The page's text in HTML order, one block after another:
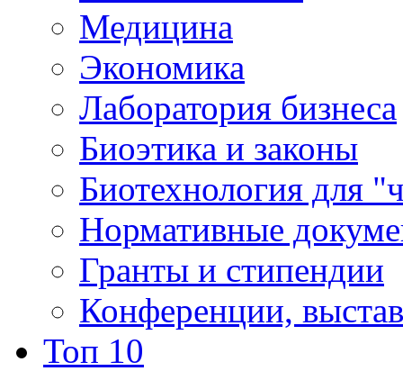
Медицина
Экономика
Лаборатория бизнеса
Биоэтика и законы
Биотехнология для
Нормативные
Гранты и стипендии
Конференции,
Топ 10